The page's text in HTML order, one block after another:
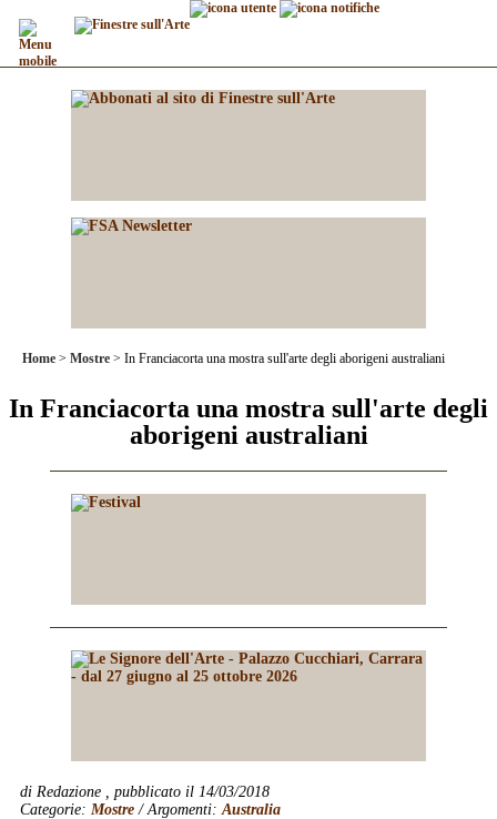
Home Mostre In Franciacorta una mostra sull'arte degli aborigeni australiani
In Franciacorta una mostra sull'arte degli
aborigeni australiani
di Redazione , pubblicato il 14/03/2018
Categorie: Mostre/ Argomenti:Australia